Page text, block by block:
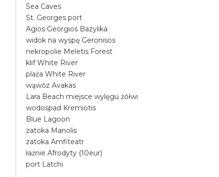
Sea Caves
St. Georges port
Agios Georgios Bazylika
widok na wyspę Geronisos
nekropolie Meletis Forest
klif White River
plaża White River
wąwóz Avakas
Lara Beach miejsce wylęgu żółwi
wodospad Kremiotis
Blue Lagoon
zatoka Manolis
zatoka Amfiteatr
łaźnie Afrodyty (10eur)
port Latchi